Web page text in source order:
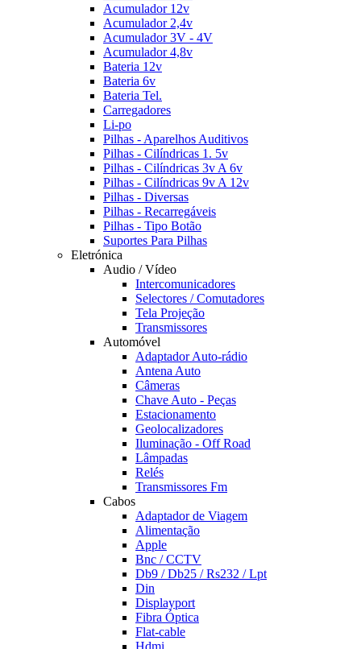
Acumulador 12v
Acumulador 2,4v
Acumulador 3V - 4V
Acumulador 4,8v
Bateria 12v
Bateria 6v
Bateria Tel.
Carregadores
Li-po
Pilhas - Aparelhos Auditivos
Pilhas - Cilíndricas 1. 5v
Pilhas - Cilíndricas 3v A 6v
Pilhas - Cilíndricas 9v A 12v
Pilhas - Diversas
Pilhas - Recarregáveis
Pilhas - Tipo Botão
Suportes Para Pilhas
Eletrónica
Audio / Vídeo
Intercomunicadores
Selectores / Comutadores
Tela Projeção
Transmissores
Automóvel
Adaptador Auto-rádio
Antena Auto
Câmeras
Chave Auto - Peças
Estacionamento
Geolocalizadores
Iluminação - Off Road
Lâmpadas
Relés
Transmissores Fm
Cabos
Adaptador de Viagem
Alimentação
Apple
Bnc / CCTV
Db9 / Db25 / Rs232 / Lpt
Din
Displayport
Fibra Óptica
Flat-cable
Hdmi